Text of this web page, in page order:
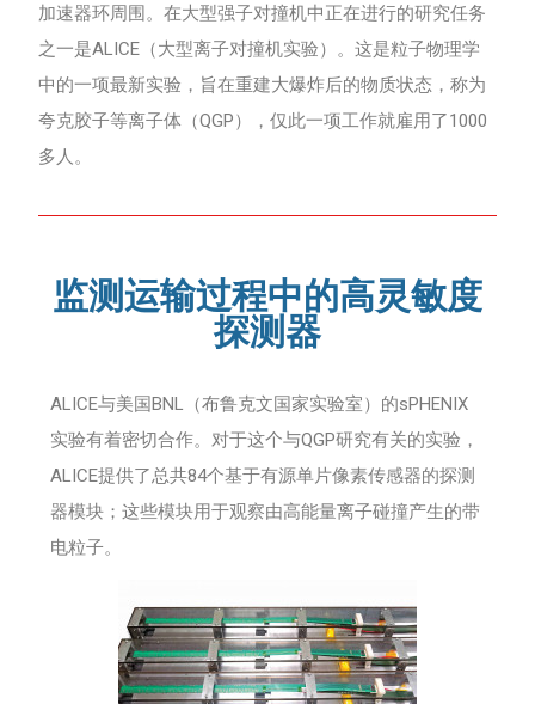
加速器环周围。在大型强子对撞机中正在进行的研究任务
之一是ALICE（大型离子对撞机实验）。这是粒子物理学
中的一项最新实验，旨在重建大爆炸后的物质状态，称为
夸克胶子等离子体（QGP），仅此一项工作就雇用了1000
多人。
监测运输过程中的高灵敏度
探测器
ALICE与美国BNL（布鲁克文国家实验室）的sPHENIX
实验有着密切合作。对于这个与QGP研究有关的实验，
ALICE提供了总共84个基于有源单片像素传感器的探测
器模块；这些模块用于观察由高能量离子碰撞产生的带
电粒子。